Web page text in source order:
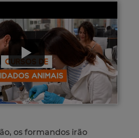
os formandos irão